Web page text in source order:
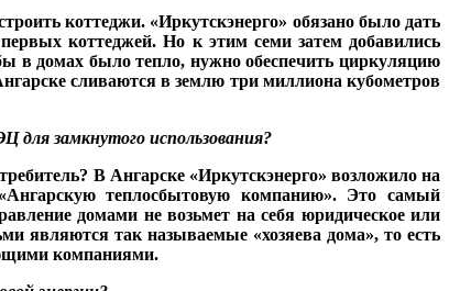
котте­джи. «Иркутскэнерго» обя­зано было дать
кот­теджей. Но к этим семи за­тем добавились
в домах было тепло, нужно обеспечить циркуляцию
сливают­ся в землю три миллиона кубометров
для замкнутого использования?
В Ан­гарске «Иркутскэнерго» возложило на
теплосбытовую компанию». Это самый
домами не возьмет на себя юридическое или
являются так называемые «хозяева дома», то есть
компаниями.